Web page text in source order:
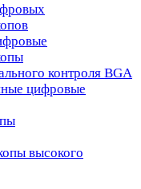
контроля BGA
цифровые
высокого